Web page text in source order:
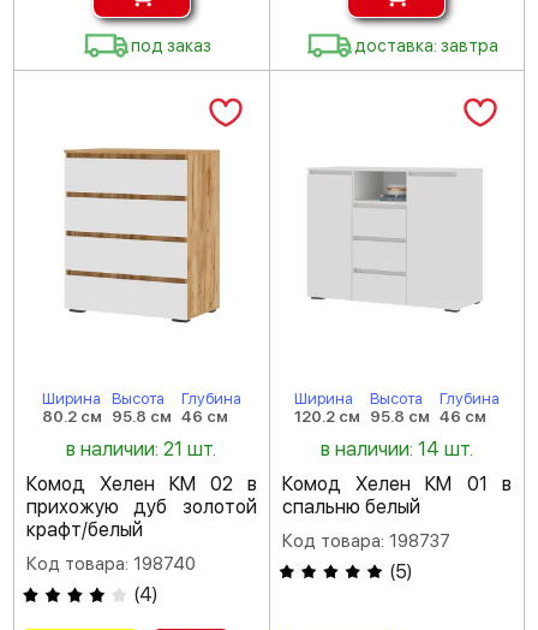
под заказ доставка: завтра
Ширина
80.2 см
Высота
95.8 см
Глубина
46 см
в наличии: 21 шт.
Комод Хелен КМ 02 в
прихожую дуб золотой
крафт/белый
Код товара: 198740
(4)
Ширина
120.2 см
Высота
95.8 см
Глубина
46 см
в наличии: 14 шт.
Комод Хелен КМ 01 в
спальню белый
Код товара: 198737
(5)